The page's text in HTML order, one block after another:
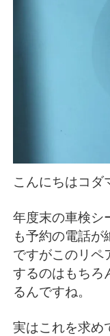
こんにちはコダ
年度末の車検シ
も予約の電話が
ですがこのリペ
するのはもちろ
るんですね。
実はこれを求め